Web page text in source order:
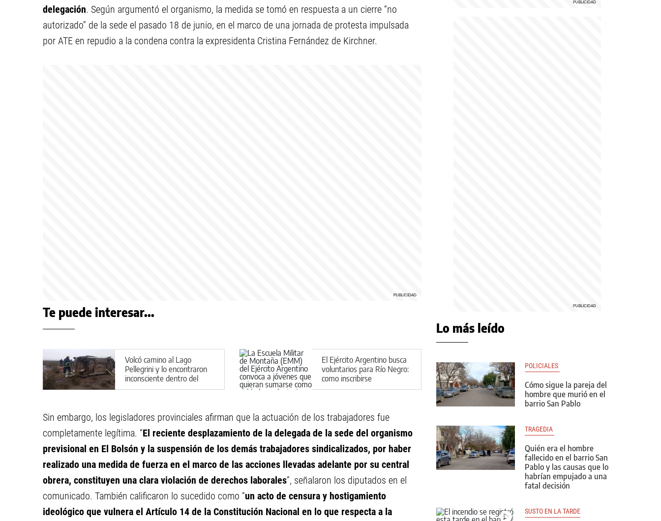
delegación. Según argumentó el organismo, la medida se tomó en respuesta a un cierre “no
autorizado” de la sede el pasado 18 de junio, en el marco de una jornada de protesta impulsada
por ATE en repudio a la condena contra la expresidenta Cristina Fernández de Kirchner.
Te puede interesar...
Volcó camino al Lago
Pellegrini y lo encontraron
inconsciente dentro del
vehículo
El Ejército Argentino busca
voluntarios para Río Negro:
como inscribirse
Sin embargo, los legisladores provinciales afirman que la actuación de los trabajadores fue
completamente legítima. “El reciente desplazamiento de la delegada de la sede del organismo
previsional en El Bolsón y la suspensión de los demás trabajadores sindicalizados, por haber
realizado una medida de fuerza en el marco de las acciones llevadas adelante por su central
obrera, constituyen una clara violación de derechos laborales”, señalaron los diputados en el
comunicado. También calificaron lo sucedido como “un acto de censura y hostigamiento
ideológico que vulnera el Artículo 14 de la Constitución Nacional en lo que respecta a la
Lo más leído
POLICIALES
Cómo sigue la pareja del
hombre que murió en el
barrio San Pablo
TRAGEDIA
Quién era el hombre
fallecido en el barrio San
Pablo y las causas que lo
habrían empujado a una
fatal decisión
SUSTO EN LA TARDE